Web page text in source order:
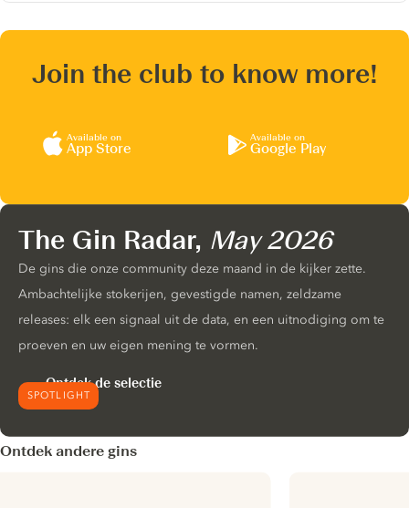
Join the club to know more!
Available on
App Store
Available on
Google Play
SPOTLIGHT
The Gin Radar, May 2026
De gins die onze community deze maand in de kijker zette.
Ambachtelijke stokerijen, gevestigde namen, zeldzame
releases: elk een signaal uit de data, en een uitnodiging om te
proeven en uw eigen mening te vormen.
Ontdek de selectie
Ontdek andere gins